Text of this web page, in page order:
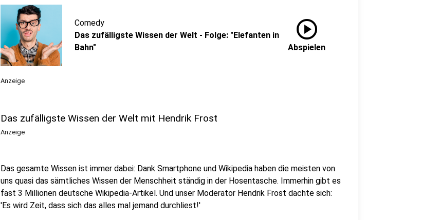
Comedy
Das zufälligste Wissen der Welt - Folge: "Elefanten in
Bahn"
play_circle
Abspielen
Anzeige
Das zufälligste Wissen der Welt mit Hendrik Frost
Anzeige
Das gesamte Wissen ist immer dabei: Dank Smartphone und Wikipedia haben die meisten von
uns quasi das sämtliches Wissen der Menschheit ständig in der Hosentasche. Immerhin gibt es
fast 3 Millionen deutsche Wikipedia-Artikel. Und unser Moderator Hendrik Frost dachte sich:
'Es wird Zeit, dass sich das alles mal jemand durchliest!'